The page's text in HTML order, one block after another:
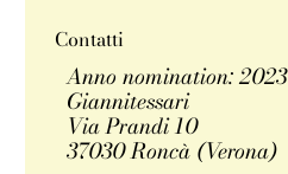
Contatti
Anno nomination: 2023
Giannitessari
Via Prandi 10
37030 Roncà (Verona)